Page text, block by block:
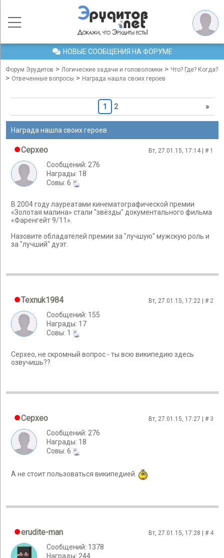
НОВЫЕ СООБЩЕНИЯ НА ФОРУМЕ
Форум Эрудитов > Логические задачи и головоломки > Что? Где? Когда?
> Отвеченные вопросы > Награда нашла своих героев
1 2 »
Награда нашла своих героев
Cepxeo Вт, 27.01.15, 17:14 | # 1
Сообщений: 276
Награды: 18
Cовы: 6
В 2004 году лауреатами кинематографической премии
«Золотая малина» стали "звёзды" документального фильма
«Фаренгейт 9/11».
Назовите обладателей премии за "лучшую" мужскую роль и
за "лучший" дуэт.
Texnuk1984 Вт, 27.01.15, 17:22 | # 2
Сообщений: 155
Награды: 17
Cовы: 1
Cepxeo, не скромный вопрос - ты всю википедию здесь
озвучишь??
Cepxeo Вт, 27.01.15, 17:27 | # 3
Сообщений: 276
Награды: 18
Cовы: 6
А не стоит пользоваться википедией.
erudite-man Вт, 27.01.15, 17:28 | # 4
Сообщений: 1378
Награды: 244